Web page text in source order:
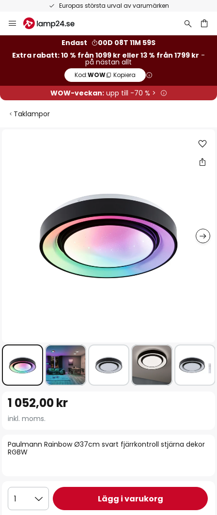
Europas största urval av varumärken
Hoppa
till
Endast
00D 08T 11M 59S
Extra rabatt: 10 % från 1099 kr eller 13 % från 1799 kr -
på nästan allt
Kod:WOW Kopiera
WOW-veckan:upp till -70 % >
Taklampor
till
början
bildgalleriet
Paulmann Rainbow Ø37cm svart fjärrkontroll stjärna dekor
RGBW
1 052,00 kr
inkl. moms.
1 Lägg i varukorg